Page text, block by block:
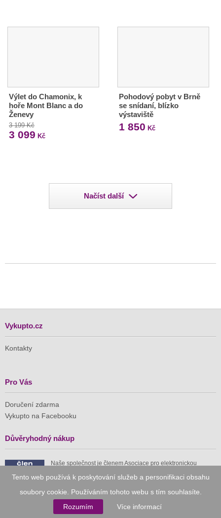
Tento web používá k poskytování služeb a personifikaci obsahu
soubory cookie. Používáním tohoto webu s tím souhlasíte.
Rozumím
Více informací
Výlet do Chamonix, k
hoře Mont Blanc a do
Ženevy
3 199 Kč
3 099 Kč
Pohodový pobyt v Brně
se snídaní, blízko
výstaviště
1 850 Kč
Načíst další
Vykupto.cz
Kontakty
Pro Vás
Doručení zdarma
Vykupto na Facebooku
Důvěryhodný nákup
Naše společnost je členem Asociace pro elektronickou